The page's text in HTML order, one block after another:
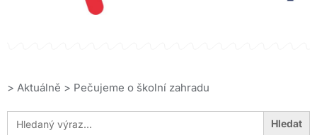
> Aktuálně > Pečujeme o školní zahradu
Search
for: